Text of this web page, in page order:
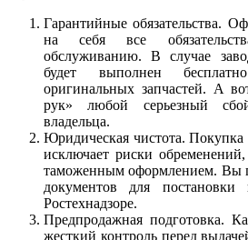
Гарантийные обязательства.
на себя все
обслуживанию. В случае
будет выполнен
оригинальных запчастей. А
рук» любой серьезный
владельца.
Юридическая чистота. Покупка
исключает риски
таможенным оформлением. Вы
документов для
Ростехнадзоре.
Предпродажная подготовка.
жесткий контроль перед